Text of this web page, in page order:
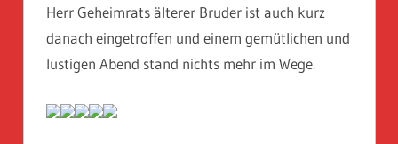
Herr Geheimrats älterer Bruder ist auch kurz
danach eingetroffen und einem gemütlichen und
lustigen Abend stand nichts mehr im Wege.